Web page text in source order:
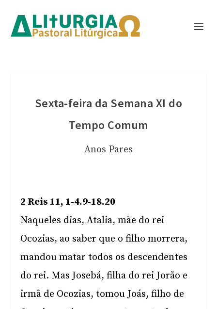
Sexta-feira da Semana XI do
Tempo Comum
Anos Pares
2 Reis 11, 1-4.9-18.20
Naqueles dias, Atalia, mãe do rei
Ocozias, ao saber que o filho morrera,
mandou matar todos os descendentes
do rei. Mas Josebá, filha do rei Jorão e
irmã de Ocozias, tomou Joás, filho de